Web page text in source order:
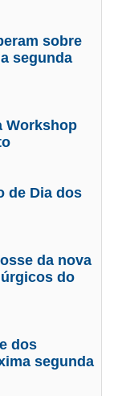
sobre
segunda
Workshop
de Dia dos
da nova
do
dos
segunda